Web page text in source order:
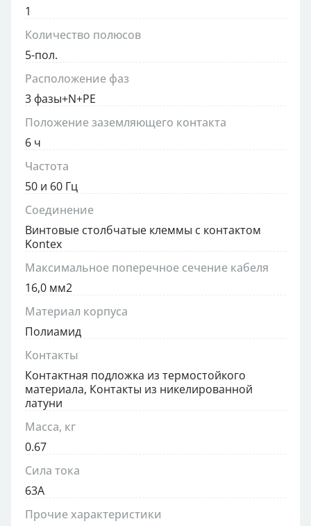
1
Количество полюсов
5-пол.
Расположение фаз
3 фазы+N+PE
Положение заземляющего контакта
6 ч
Частота
50 и 60 Гц
Соединение
Винтовые столбчатые клеммы с контактом
Kontex
Максимальное поперечное сечение кабеля
16,0 мм2
Материал корпуса
Полиамид
Контакты
Контактная подложка из термостойкого
материала, Контакты из никелированной
латуни
Масса, кг
0.67
Сила тока
63А
Прочие характеристики